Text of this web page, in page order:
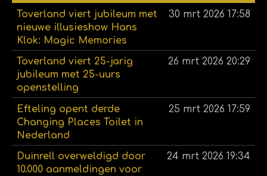
Toverland viert jubileum met
nieuwe illusieshow Hans
Klok: Magic Memories
30 mrt 2026 17:58
Toverland viert 25-jarig
jubileum met 25-uurs
openstelling
26 mrt 2026 20:29
Efteling opent derde
Changing Places Toilet in
Nederland
25 mrt 2026 17:59
Duinrell overweldigd door
10.000 aanmeldingen voor
24 mrt 2026 19:34